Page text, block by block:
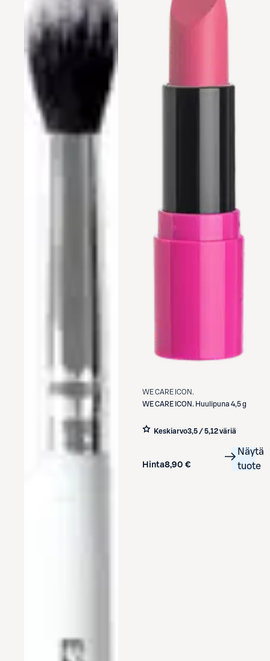
WE CARE ICON.
WE CARE ICON. Huulipuna 4,5 g
Keskiarvo3,5 / 5,12 väriä
Hinta8,90 €
Näytä
tuote